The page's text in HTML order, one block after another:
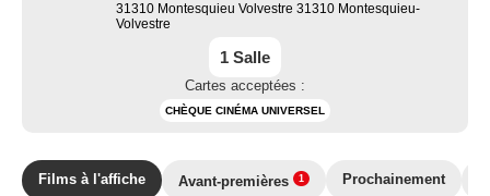
31310 Montesquieu Volvestre 31310 Montesquieu-
Volvestre
1 Salle
Cartes acceptées :
CHÈQUE CINÉMA UNIVERSEL
Films à l'affiche Avant-premières 1 Prochainement